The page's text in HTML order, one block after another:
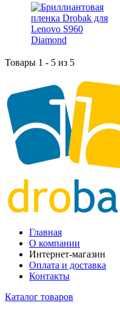
Товары 1 - 5 из 5
Главная
О компании
Интернет-магазин
Оплата и доставка
Контакты
Каталог товаров